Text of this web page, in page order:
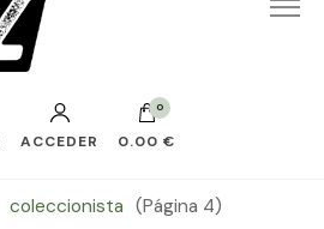
ACCEDER
0
0.00 €
coleccionista (Página 4)